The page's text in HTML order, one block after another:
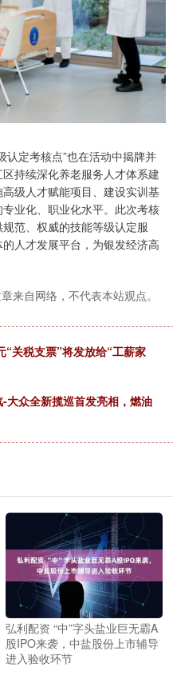
定考核点”也在活动中揭牌并
持续深化养老服务人才体系建
级人才赋能项目、建设实训基
业化、职业化水平。此次考核
范、权威的技能等级认定服
人才发展平台，为银发经济高
来自网络，不代表本站观点。
关税支票”将发放给“工薪家
大众全新揽巡首发亮相，燃油
弘利配资 “中”字头盐业巨无霸A
股IPO来袭，中盐股份上市辅导
进入验收环节